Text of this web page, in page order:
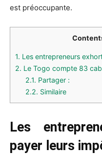
est préoccupante.
1. Les entrepreneurs
2. Le Togo compte 83
2.1. Partager :
2.2. Similaire
Les
payer leurs